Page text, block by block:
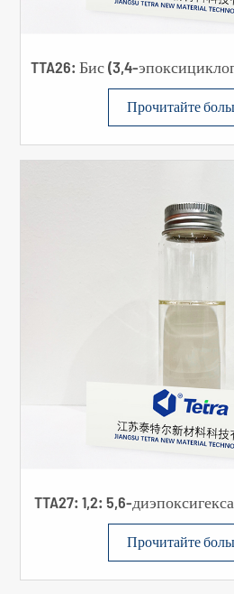
TTA26: Бис (3,4-
Прочитайте
TTA27: 1,2: 5,6-
Прочитайте